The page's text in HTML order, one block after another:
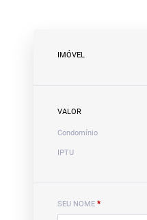
IMÓVEL
VALOR
Condomínio
IPTU
SEU NOME *